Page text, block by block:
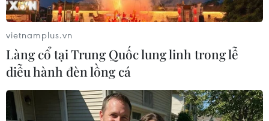
vietnamplus.vn
Làng cổ tại Trung Quốc lung linh trong lễ
diễu hành đèn lồng cá